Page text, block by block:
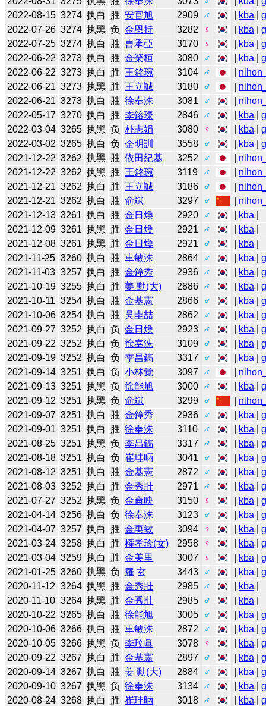
2022-08-15 3274 执白 胜 安官旭 2909 ♂ kba |
2022-07-26 3274 执黑 负 金恩持 3282 ♀ kba |
2022-07-25 3274 执白 胜 曺承亞 3170 ♀ kba |
2022-06-22 3273 执白 胜 金榮桓 3080 ♂ kba |
2022-06-22 3273 执白 胜 王銘琬 3104 ♂
2022-06-21 3273 执黑 胜 王立誠 3180 ♂
2022-06-21 3273 执白 胜 徐奉洙 3081 ♂
2022-05-17 3270 执白 胜 李鎔璨 2846 ♂ kba |
2022-03-04 3265 执黑 负 朴志娟 3080 ♀ kba |
2022-03-02 3265 执白 负 金明訓 3558 ♂ kba |
2021-12-22 3262 执黑 胜 依田紀基 3252 ♂
2021-12-22 3262 执黑 胜 王銘琬 3119 ♂
2021-12-21 3262 执白 胜 王立誠 3186 ♂
2021-12-21 3262 执白 胜 俞斌 3297 ♂
2021-12-13 3261 执白 胜 金日煥 2920 ♂ kba
2021-12-09 3261 执黑 胜 金日煥 2921 ♂ kba
2021-12-08 3261 执黑 胜 金日煥 2921 ♂ kba
2021-11-25 3260 执白 胜 車敏洙 2864 ♂ kba |
2021-11-03 3257 执白 胜 金鐘秀 2936 ♂ kba |
2021-10-19 3255 执白 胜 姜 勳(大) 2886 ♂ kba |
2021-10-11 3254 执白 胜 金基憲 2866 ♂ kba |
2021-10-06 3254 执白 胜 吳圭喆 2862 ♂ kba |
2021-09-27 3252 执白 负 金日煥 2923 ♂ kba |
2021-09-22 3252 执白 负 徐奉洙 3109 ♂ kba |
2021-09-19 3252 执白 负 李昌鎬 3317 ♂ kba |
2021-09-14 3251 执白 负 小林觉 3097 ♂
2021-09-13 3251 执黑 负 徐能旭 3000 ♂ kba |
2021-09-12 3251 执黑 负 俞斌 3299 ♂
2021-09-07 3251 执白 胜 金鐘秀 2936 ♂ kba |
2021-09-01 3251 执白 胜 徐奉洙 3110 ♂ kba |
2021-08-25 3251 执黑 负 李昌鎬 3317 ♂ kba |
2021-08-18 3251 执白 负 崔珪昞 3041 ♂ kba |
2021-08-12 3251 执白 胜 金基憲 2872 ♂ kba |
2021-08-03 3252 执白 胜 金秀壯 2971 ♂ kba |
2021-07-27 3252 执黑 负 金侖映 3150 ♀ kba |
2021-04-14 3256 执白 负 徐奉洙 3123 ♂ kba |
2021-04-07 3257 执白 胜 金惠敏 3094 ♀ kba |
2021-03-24 3258 执白 胜 權孝珍(女) 2958 ♀ kba |
2021-03-04 3259 执白 胜 金美里 3007 ♀ kba |
2021-01-25 3260 执黑 负 羅 玄 3443 ♂ kba |
2020-11-12 3264 执黑 胜 金秀壯 2985 ♂ kba
2020-11-10 3264 执黑 胜 金秀壯 2985 ♂ kba
2020-10-22 3265 执白 胜 徐能旭 3005 ♂ kba |
2020-10-06 3266 执白 胜 車敏洙 2872 ♂ kba |
2020-10-05 3266 执黑 负 李玟眞 3078 ♀ kba |
2020-09-22 3267 执白 胜 金基憲 2897 ♂ kba |
2020-09-14 3267 执白 胜 姜 勳(大) 2884 ♂ kba |
2020-09-10 3267 执黑 负 徐奉洙 3134 ♂ kba |
2020-08-24 3268 执白 胜 崔珪昞 3018 ♂ kba |